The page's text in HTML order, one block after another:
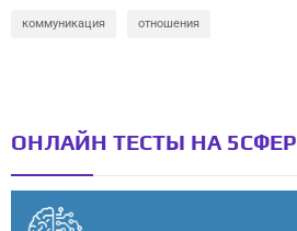
коммуникация отношения
ОНЛАЙН ТЕСТЫ НА 5СФЕР